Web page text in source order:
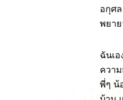
อกุศ
พยา
ฉันเ
ควา
พี่ๆ น้